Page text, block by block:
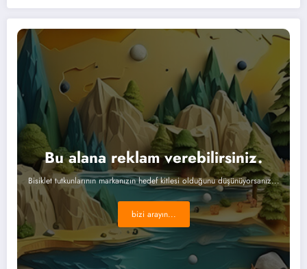
Bu alana reklam verebilirsiniz.
Bisiklet tutkunlarının markanızın hedef kitlesi olduğunu düşünüyorsanız...
bizi arayın...